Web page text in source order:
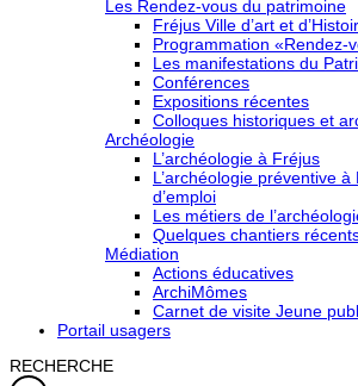
Les Rendez-vous du patrimoine
Fréjus Ville d’art et
Programmation «Rendez-
Les manifestations du
Conférences
Expositions récentes
Colloques historiques et
Archéologie
L’archéologie à Fréjus
L’archéologie préventive
d’emploi
Les métiers de
Quelques chantiers
Médiation
Actions éducatives
ArchiMômes
Carnet de visite Jeune
Portail usagers
RECHERCHE